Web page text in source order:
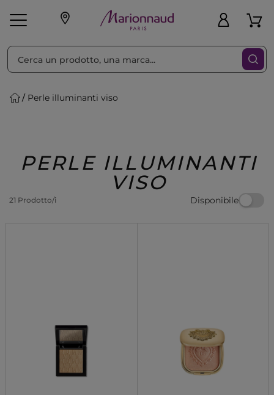
Make-up Profumi
Regalo
Perle illuminanti viso
PERLE ILLUMINANTI
VISO
21 Prodotto/i Disponibile
Ordina per Filtra